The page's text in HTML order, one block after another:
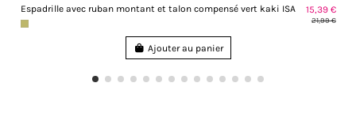
Espadrille avec ruban montant et talon compensé vert kaki ISA 15,39 €
21,99 €
Ajouter au panier